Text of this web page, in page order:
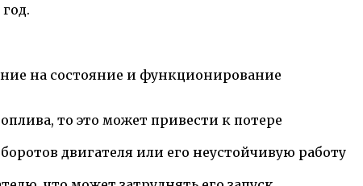
на состояние и функционирование
то это может привести к потере
двигателя или его неустойчивую работу